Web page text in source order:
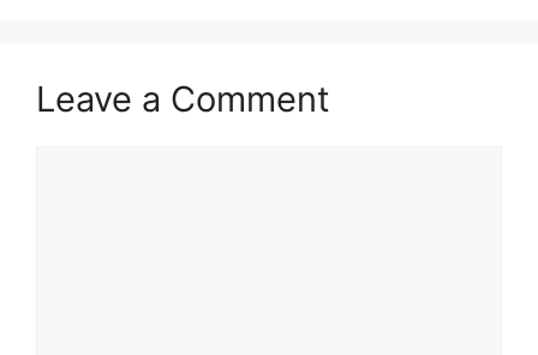
Leave a Comment